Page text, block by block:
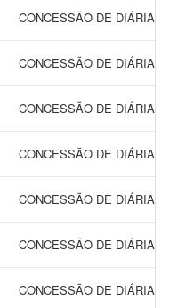
CONCESSÃO DE DIÁRIAS
CONCESSÃO DE DIÁRIAS
CONCESSÃO DE DIÁRIAS
CONCESSÃO DE DIÁRIAS
CONCESSÃO DE DIÁRIAS
CONCESSÃO DE
CONCESSÃO DE DIÁRIAS